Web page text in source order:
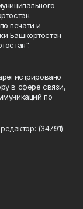
печати и
Башкортостан
в сфере связи,
по
(34791)